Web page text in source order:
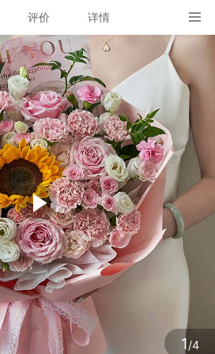
评价 详情
1/4
配送说明
确定
店铺信息
区暂无配送门店
确定